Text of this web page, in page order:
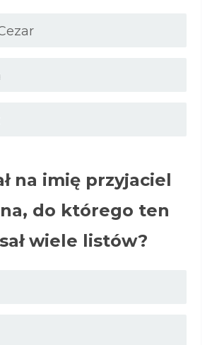
na imię przyjaciel
do którego ten
wiele listów?